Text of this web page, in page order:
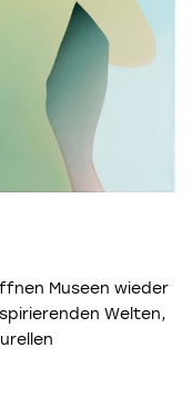
Museen wieder
Welten,